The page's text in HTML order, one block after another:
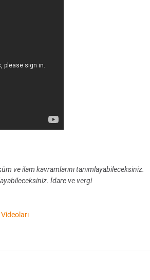
ve ilam kavramlarını tanımlayabileceksiniz.
İdare ve vergi